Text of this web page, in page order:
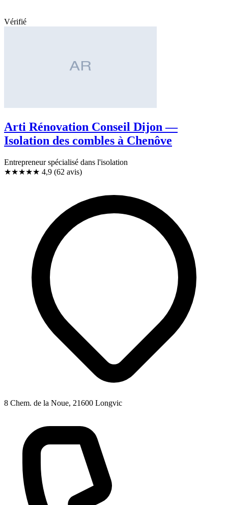
Vérifié
Arti Rénovation Conseil Dijon —
Isolation des combles à Chenôve
Entrepreneur spécialisé dans l'isolation
★★★★★ 4,9 (62 avis)
8 Chem. de la Noue, 21600 Longvic